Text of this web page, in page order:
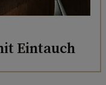
Eintauch